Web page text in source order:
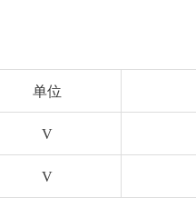
单位
V
V